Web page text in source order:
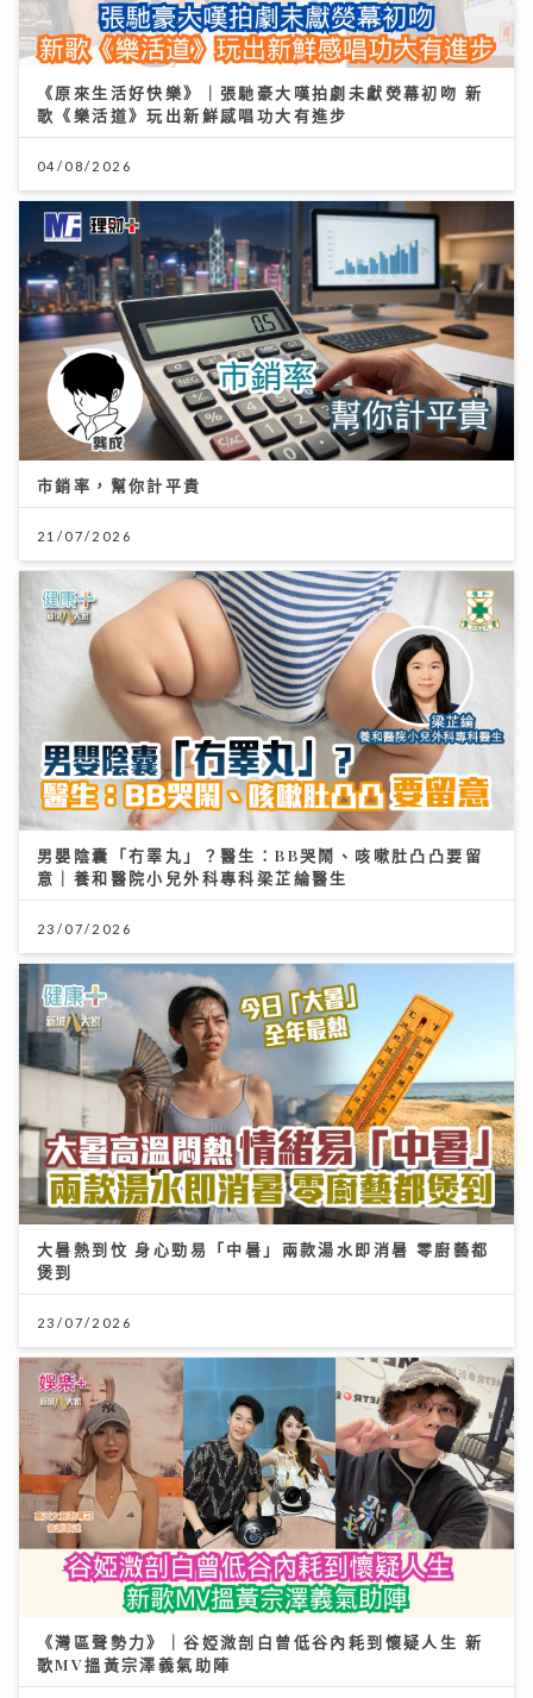
市銷率，幫你計平貴
21/07/2026
男嬰陰囊「冇睪丸」？醫生：BB哭鬧、咳嗽肚凸凸要留
意｜養和醫院小兒外科專科梁芷綸醫生
23/07/2026
大暑熱到忟 身心勁易「中暑」兩款湯水即消暑 零廚藝都
煲到
23/07/2026
《灣區聲勢力》｜谷婭溦剖白曾低谷內耗到懷疑人生 新
歌MV搵黃宗澤義氣助陣
16/07/2026